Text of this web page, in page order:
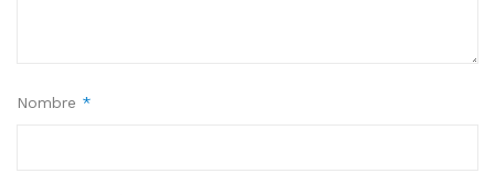
Nombre *